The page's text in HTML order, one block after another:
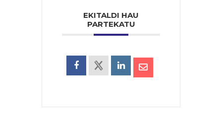
EKITALDI HAU
PARTEKATU